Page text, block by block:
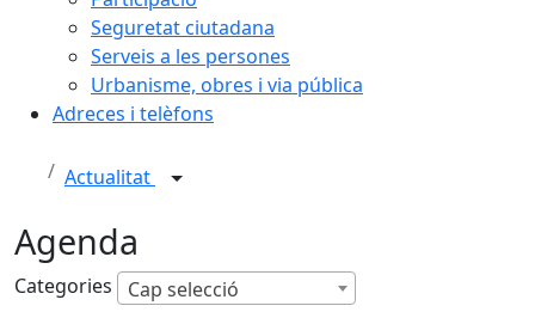
Seguretat ciutadana
Serveis a les persones
Urbanisme, obres i via pública
Adreces i telèfons
Actualitat
Agenda
Categories Cap selecció